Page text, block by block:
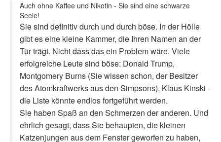
Auch ohne Kaffee und Nikotin - Sie sind eine schwarze
Seele!
Sie sind definitiv durch und durch böse. In der Hölle
gibt es eine kleine Kammer, die Ihren Namen an der
Tür trägt. Nicht dass das ein Problem wäre. Viele
erfolgreiche Leute sind böse: Donald Trump,
Montgomery Burns (Sie wissen schon, der Besitzer
des Atomkraftwerks aus den Simpsons), Klaus Kinski -
die Liste könnte endlos fortgeführt werden.
Sie haben Spaß an den Schmerzen der anderen. Und
ehrlich gesagt, dass Sie behaupten, die kleinen
Katzenjungen aus dem Fenster geworfen zu haben,